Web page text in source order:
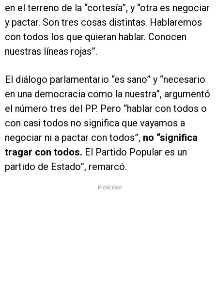
en el terreno de la “cortesía”, y “otra es negociar
y pactar. Son tres cosas distintas. Hablaremos
con todos los que quieran hablar. Conocen
nuestras líneas rojas”.
El diálogo parlamentario “es sano” y “necesario
en una democracia como la nuestra”, argumentó
el número tres del PP. Pero “hablar con todos o
con casi todos no significa que vayamos a
negociar ni a pactar con todos”, no “significa
tragar con todos. El Partido Popular es un
partido de Estado”, remarcó.
Publicidad